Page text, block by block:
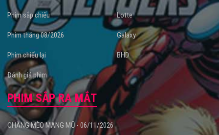
Phim sắp chiếu
Phim tháng 08/2026
Phim chiếu lại
Đánh giá phim
Lotte
Galaxy
BHD
PHIM SẮP RA MẮT
CHÀNG MÈO MANG MŨ - 06/11/2026